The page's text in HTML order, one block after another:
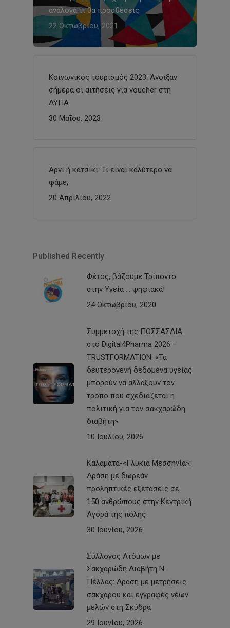
ανάλογα τι θα προσθέσεις
22 Οκτωβρίου, 2021
Κοινωνικός τουρισμός 2023: Άνοιξαν
σήμερα οι αιτήσεις για voucher στη
ΔΥΠΑ
30 Μαΐου, 2023
Αρνί ή κατσίκι: Τι είναι καλύτερο να
φάμε;
20 Απριλίου, 2022
Published Recently
Φέτος, βάζουμε Τρίποντο
στην Υγεία … ψηφιακά!
24 Οκτωβρίου, 2020
Συμμετοχή της ΠΟΣΣΑΣΔΙΑ
στο Digital4Pharma 2026 –
TRUSTFORMATION: «Τα
δευτερογενή δεδομένα υγείας
μπορούν να αλλάξουν τον
τρόπο που σχεδιάζεται η
πολιτική για τον σακχαρώδη
διαβήτη»
10 Ιουλίου, 2026
Καλαμάτα-«Γλυκιά Μεσσηνία»:
Δράση με δωρεάν
προληπτικές εξετάσεις σε
150 ανθρώπους στην Κεντρική
Αγορά της πόλης
30 Ιουνίου, 2026
Σύλλογος Ατόμων με
Σακχαρώδη Διαβήτη Ν.
Πέλλας: Δράση με μετρήσεις
σακχάρου και εγγραφές νέων
μελών στη Σκύδρα
29 Ιουνίου, 2026